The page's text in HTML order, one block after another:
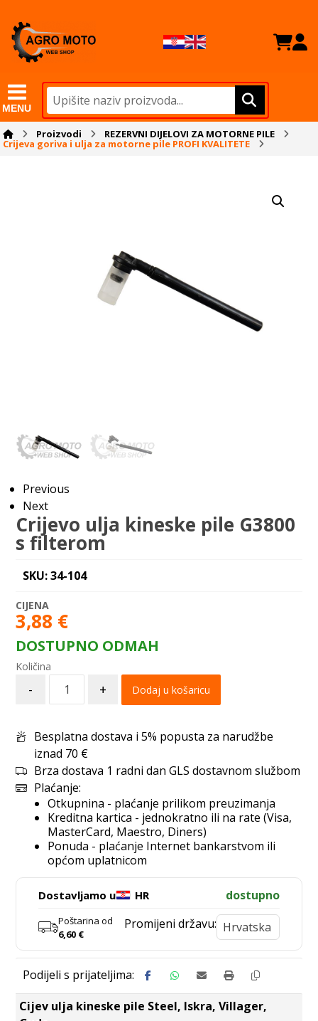
MENU
Proizvodi REZERVNI DIJELOVI ZA MOTORNE PILE
Crijeva goriva i ulja za motorne pile PROFI KVALITETE
Previous
Next
Crijevo ulja kineske pile G3800
s filterom
SKU: 34-104
3,88 €
DOSTUPNO ODMAH
- + Dodaj u košaricu
Besplatna dostava i 5% popusta za narudžbe
iznad 70 €
Brza dostava 1 radni dan GLS dostavnom službom
Plaćanje:
Otkupnina - plaćanje prilikom preuzimanja
Kreditna kartica - jednokratno ili na rate (Visa,
MasterCard, Maestro, Diners)
Ponuda - plaćanje Internet bankarstvom ili
općom uplatnicom
Dostavljamo u HR dostupno
Poštarina od
6,60 €
Promijeni državu:
Cijev ulja kineske pile Steel, Iskra, Villager,